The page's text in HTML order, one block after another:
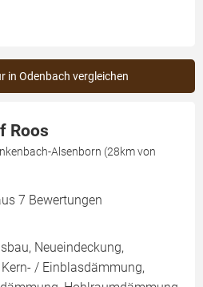
in Odenbach vergleichen
Roos
Alsenborn (28km von
7 Bewertungen
Neueindeckung,
/ Einblasdämmung,